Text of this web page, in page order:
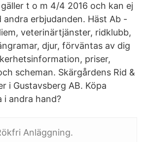
t o m 4/4 2016 och kan ej
andra erbjudanden. Häst Ab -
veterinärtjänster, ridklubb,
djur, förväntas av dig
priser,
scheman. Skärgårdens Rid &
i Gustavsberg AB. Köpa
i andra hand?
Anläggning.